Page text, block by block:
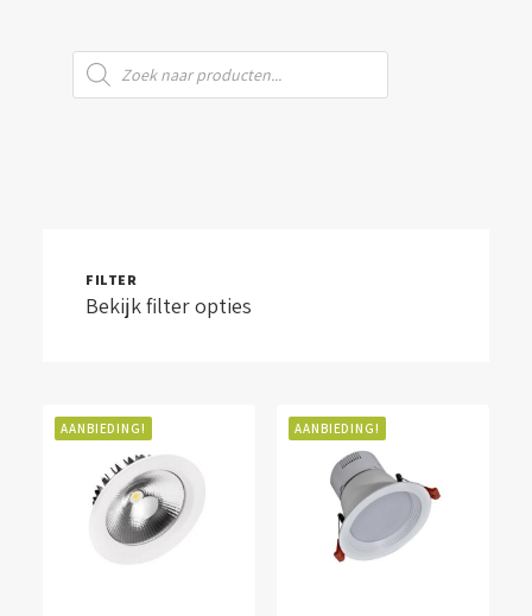
Producten
zoeken
FILTER
Bekijk filter opties
AANBIEDING! AANBIEDING!